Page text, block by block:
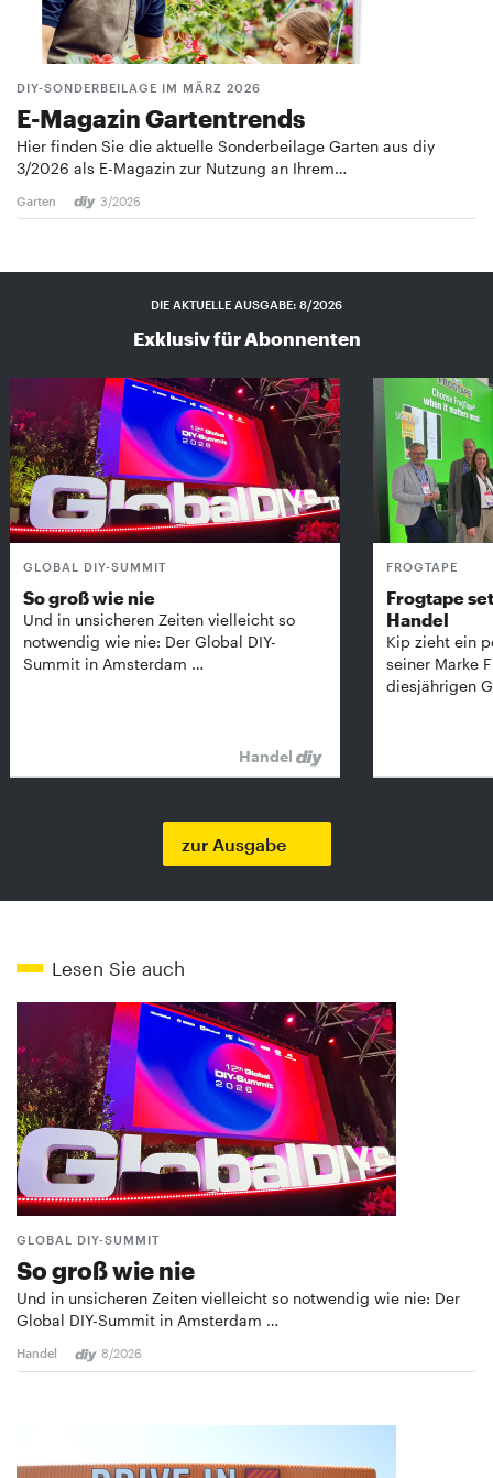
DIY-SONDERBEILAGE IM MÄRZ 2026
E-Magazin Gartentrends
Hier finden Sie die aktuelle Sonderbeilage Garten aus diy
3/2026 als E-Magazin zur Nutzung an Ihrem…
Garten 3/2026
DIE AKTUELLE AUSGABE: 8/2026
Exklusiv für Abonnenten
GLOBAL DIY-SUMMIT
So groß wie nie
Und in unsicheren Zeiten vielleicht so
notwendig wie nie: Der Global DIY-
Summit in Amsterdam …
Handel
FROGTAPE
Frogtape
Handel
Kip zieht ein
seiner Marke
diesjährigen
zur Ausgabe
Lesen Sie auch
GLOBAL DIY-SUMMIT
So groß wie nie
Und in unsicheren Zeiten vielleicht so notwendig wie nie: Der
Global DIY-Summit in Amsterdam …
Handel 8/2026